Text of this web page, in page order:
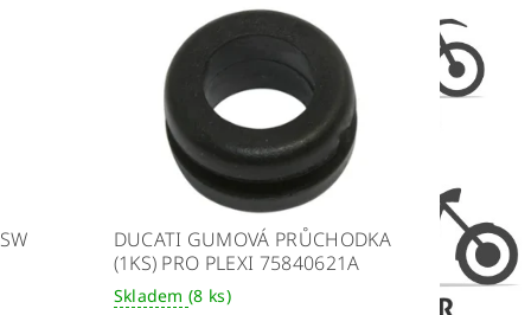
DUCATI GUMOVÁ PRŮCHODKA
(1KS) PRO PLEXI 75840621A
Skladem(8 ks)